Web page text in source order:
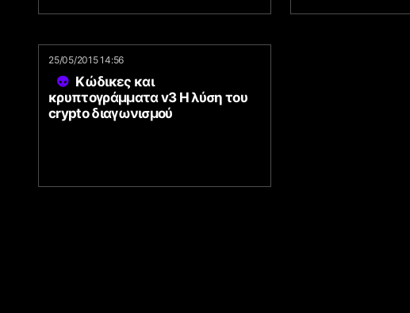
25/05/2015 14:56
Κώδικες και
κρυπτογράμματα v3 Η λύση του
crypto διαγωνισμού